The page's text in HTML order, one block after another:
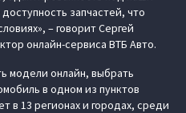
запчастей, что
– говорит Сергей
онлайн-сервиса ВТБ Авто.
модели онлайн, выбрать
в одном из пунктов
в 13 регионах и городах, среди